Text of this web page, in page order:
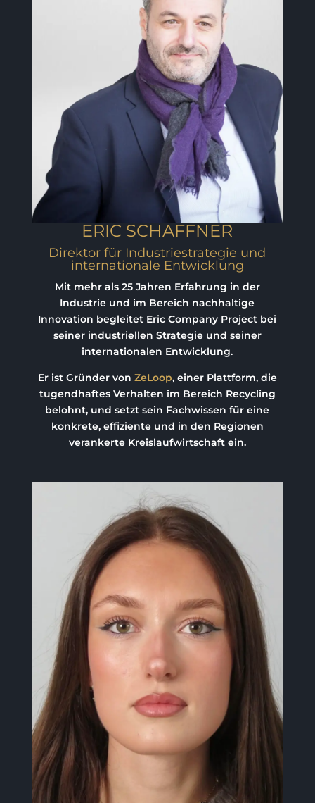
ERIC SCHAFFNER
Direktor für Industriestrategie und
internationale Entwicklung
Mit mehr als 25 Jahren Erfahrung in der
Industrie und im Bereich nachhaltige
Innovation begleitet Eric Company Project bei
seiner industriellen Strategie und seiner
internationalen Entwicklung.
Er ist Gründer von ZeLoop, einer Plattform, die
tugendhaftes Verhalten im Bereich Recycling
belohnt, und setzt sein Fachwissen für eine
konkrete, effiziente und in den Regionen
verankerte Kreislaufwirtschaft ein.